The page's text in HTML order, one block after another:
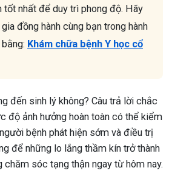
tốt nhất để duy trì phong độ. Hãy
đồng hành cùng bạn trong hành
Khám chữa bệnh Y học cổ
đến sinh lý không? Câu trả lời chắc
độ ảnh hưởng hoàn toàn có thể kiểm
bệnh phát hiện sớm và điều trị
để những lo lắng thầm kín trở thành
chăm sóc tạng thận ngay từ hôm nay.